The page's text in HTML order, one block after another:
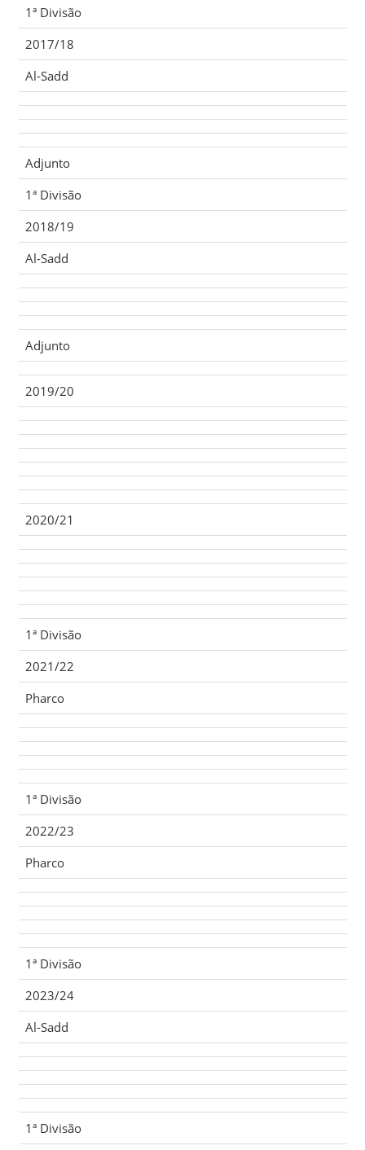
1ª Divisão
2017/18
Al-Sadd
Adjunto
1ª Divisão
2018/19
Al-Sadd
Adjunto
2019/20
2020/21
1ª Divisão
2021/22
Pharco
1ª Divisão
2022/23
Pharco
1ª Divisão
2023/24
Al-Sadd
1ª Divisão